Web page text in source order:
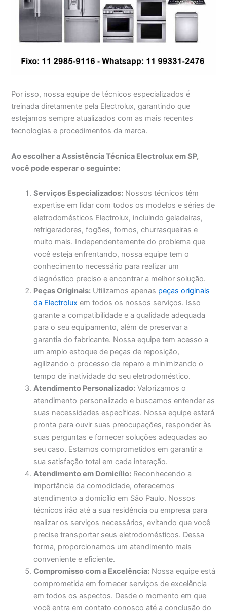
Por isso, nossa equipe de técnicos especializados é
treinada diretamente pela Electrolux, garantindo que
estejamos sempre atualizados com as mais recentes
tecnologias e procedimentos da marca.
Ao escolher a Assistência Técnica Electrolux em SP,
você pode esperar o seguinte:
Serviços Especializados: Nossos técnicos têm
expertise em lidar com todos os modelos e séries de
eletrodomésticos Electrolux, incluindo geladeiras,
refrigeradores, fogões, fornos, churrasqueiras e
muito mais. Independentemente do problema que
você esteja enfrentando, nossa equipe tem o
conhecimento necessário para realizar um
diagnóstico preciso e encontrar a melhor solução.
Peças Originais: Utilizamos apenas peças originais
da Electrolux em todos os nossos serviços. Isso
garante a compatibilidade e a qualidade adequada
para o seu equipamento, além de preservar a
garantia do fabricante. Nossa equipe tem acesso a
um amplo estoque de peças de reposição,
agilizando o processo de reparo e minimizando o
tempo de inatividade do seu eletrodoméstico.
Atendimento Personalizado: Valorizamos o
atendimento personalizado e buscamos entender as
suas necessidades específicas. Nossa equipe estará
pronta para ouvir suas preocupações, responder às
suas perguntas e fornecer soluções adequadas ao
seu caso. Estamos comprometidos em garantir a
sua satisfação total em cada interação.
Atendimento em Domicílio: Reconhecendo a
importância da comodidade, oferecemos
atendimento a domicílio em São Paulo. Nossos
técnicos irão até a sua residência ou empresa para
realizar os serviços necessários, evitando que você
precise transportar seus eletrodomésticos. Dessa
forma, proporcionamos um atendimento mais
conveniente e eficiente.
Compromisso com a Excelência: Nossa equipe está
comprometida em fornecer serviços de excelência
em todos os aspectos. Desde o momento em que
você entra em contato conosco até a conclusão do